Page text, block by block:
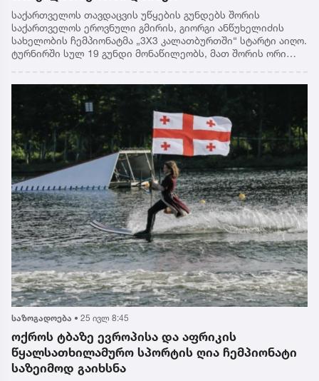
საქართველოს თავდაცვის უწყების გუნდებს შორის
საქართველოს ეროვნული გმირის, გიორგი ანწუხელიძის
სახელობის ჩემპიონატმა „3X3 კალათბურთში“ სტარტი აიღო.
ტურნირში სულ 19 გუნდი მონაწილეობს, მათ შორის ორი
რომლის შედეგადაც სტრუქტურული ერთეულების
პირველადგილოსანი გუნდები გამოვლინდებიან. საფინალო
ეტაპზე გადასული საუკეთესო გუნდები 5 და 6 აგვისტოს
ქუთაისში იასპარეზებენ. გამარჯვებულ გუნდს გიორგი
ანწუხელიძის სახელობის გარდამავალი თასი გადაეცემა,
ხოლო საპრიზო ადგილების მფლობელები შესაბამისი
მედლებითა და სიგელებით დაჯილდოვდებიან. ფინალურ
ღონისძიებაზე დაჭრილ-დაშავებულ სამხედრო
მოსამსახურეებს შორის პარაკალათბურთში საჩვენებელი
თამაშიც გაიმართება.გიორგი ანწუხელიძის სახელობის „3X3
კალათბურთში“ ჩემპიონატი საქართველოს თავდაცვის
ძალების ორგანიზებითა და კალათბურთის ეროვნული
ფედერაციის მხარდაჭერით, ყოველ წელს
ტარდება.ინფორმაციას თავდაცვის სამინისტრო ავრცელებს
საზოგადოება • 25 ივლ 8:45
ოქროს ტბაზე ევროპისა და აფრიკის
წყალსათხილამურო სპორტის ღია ჩემპიონატი
საზეიმოდ გაიხსნა